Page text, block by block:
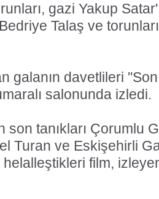
gazi Yakup
Talaş ve
galanın davetlileri
salonunda izledi.
son tanıkları Çorumlu
Turan ve Eskişehirli
film,